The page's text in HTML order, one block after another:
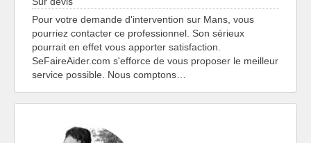
Pour votre demande d'intervention sur Mans, vous
pourriez contacter ce professionnel. Son sérieux
pourrait en effet vous apporter satisfaction.
SeFaireAider.com s'efforce de vous proposer le meilleur
service possible. Nous comptons…